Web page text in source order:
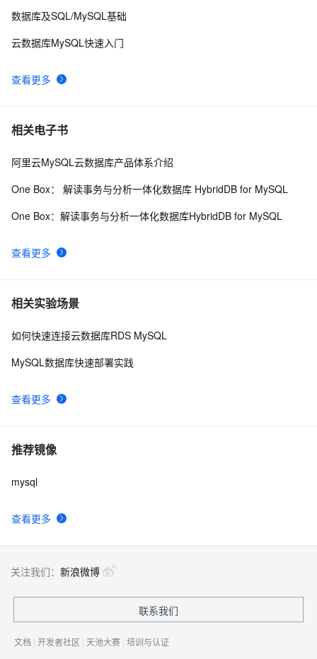
查看更多
数据库及SQL/MySQL基础
云数据库MySQL快速入门
相关电子书
查看更多
阿里云MySQL云数据库产品体系介绍
One Box： 解读事务与分析一体化数据库 HybridDB for MySQL
One Box：解读事务与分析一体化数据库HybridDB for MySQL
相关实验场景
查看更多
如何快速连接云数据库RDS MySQL
MySQL数据库快速部署实践
推荐镜像
查看更多
mysql
关注我们： 新浪微博
联系我们
文档 | 开发者社区 | 天池大赛 | 培训与认证